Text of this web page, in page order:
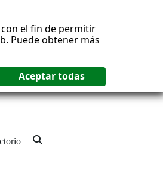
con el fin de permitir
Puede obtener más